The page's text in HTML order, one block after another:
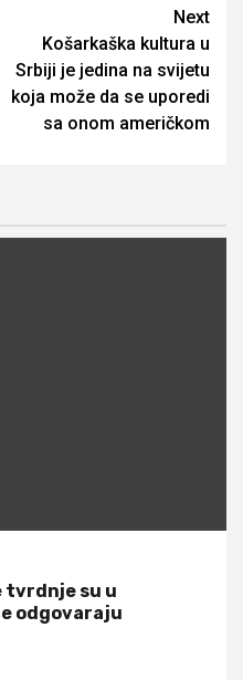
Next
Košarkaška kultura u
Srbiji je jedina na svijetu
koja može da se uporedi
sa onom američkom
tvrdnje su u
odgovaraju